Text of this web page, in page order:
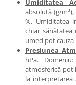
Umiditatea
absolută (g/
%. Umiditatea
chiar
umed pot
Presiunea
hPa.
atmosferică
la